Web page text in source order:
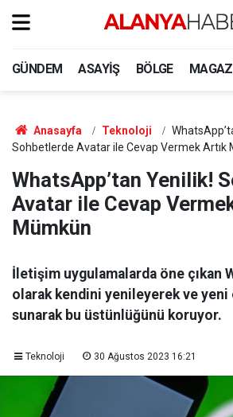
GÜNDEM ASAYIŞ BÖLGE
Anasayfa Teknoloji
Sohbetlerde Avatar ile Cevap Vermek Artık
WhatsApp’tan Yenilik!
Avatar ile Cevap
Mümkün
İletişim uygulamalarda öne çıkan
olarak kendini yenileyerek ve
sunarak bu üstünlüğünü koruyor.
Teknoloji 30 Ağustos 2023 16:21